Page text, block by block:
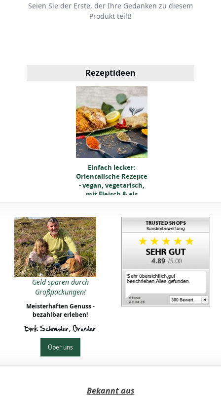
Seien Sie der Erste, der Ihre Gedanken zu diesem
Produkt teilt!
Rezeptideen
Einfach lecker:
Orientalische Rezepte
- vegan, vegetarisch,
mit Fleisch & als
lecker:
Rezepte
vegetarisch,
Fleisch & als
Dessert
Geld sparen durch
Großpackungen!
Meisterhaften Genuss -
bezahlbar erleben!
Dirk Schneider, Gründer
Über uns
4.89
Bekannt aus